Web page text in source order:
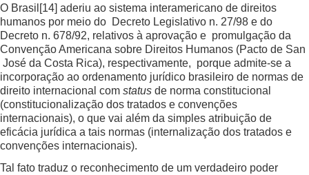
O Brasil [14] aderiu ao sistema interamericano de direitos
humanos por meio do Decreto Legislativo n. 27/98 e do
Decreto n. 678/92, relativos à aprovação e promulgação da
Convenção Americana sobre Direitos Humanos (Pacto de San
José da Costa Rica), respectivamente, porque admite-se a
incorporação ao ordenamento jurídico brasileiro de normas de
direito internacional com status de norma constitucional
(constitucionalização dos tratados e convenções
internacionais), o que vai além da simples atribuição de
eficácia jurídica a tais normas (internalização dos tratados e
convenções internacionais).
Tal fato traduz o reconhecimento de um verdadeiro poder